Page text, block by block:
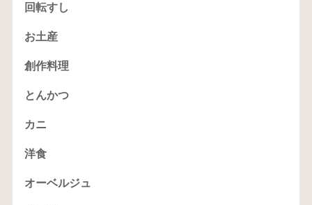
回転すし
お土産
創作料理
とんかつ
カニ
洋食
オーベルジュ